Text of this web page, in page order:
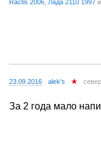
Ractis 2006 Лада 2110 1997
23.09.2016 alek's
За 2 года мало